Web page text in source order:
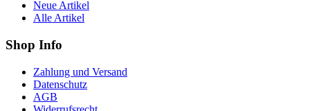
Neue Artikel
Alle Artikel
Shop Info
Zahlung und Versand
Datenschutz
AGB